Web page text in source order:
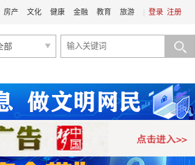
登录 注册
房产 文化 健康 金融 教育 旅游
部